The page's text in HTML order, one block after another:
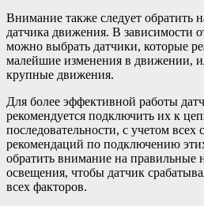
Внимание также следует обратить
датчика движения. В зависимости
можно выбрать датчики, которые
малейшие изменения в движении,
крупные движения.
Для более эффективной работы
рекомендуется подключить их к
последовательности, с учетом всех
рекомендаций по подключению
обратить внимание на правильные
освещения, чтобы датчик
всех факторов.